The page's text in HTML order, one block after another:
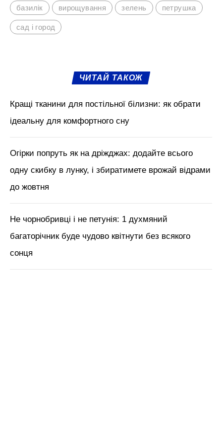
базилік вирощування зелень петрушка
сад і город
ЧИТАЙ ТАКОЖ
Кращі тканини для постільної білизни: як обрати
ідеальну для комфортного сну
Огірки попруть як на дріжджах: додайте всього
одну скибку в лунку, і збиратимете врожай відрами
до жовтня
Не чорнобривці і не петунія: 1 духмяний
багаторічник буде чудово квітнути без всякого
сонця